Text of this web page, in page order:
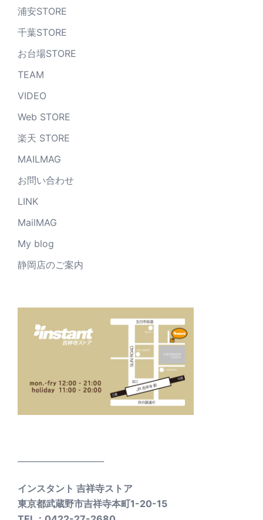
浦安STORE
千葉STORE
お台場STORE
TEAM
VIDEO
Web STORE
楽天 STORE
MAILMAG
お問い合わせ
LINK
MailMAG
My blog
静岡店のご案内
インスタント 吉祥寺ストア
東京都武蔵野市吉祥寺本町1-20-15